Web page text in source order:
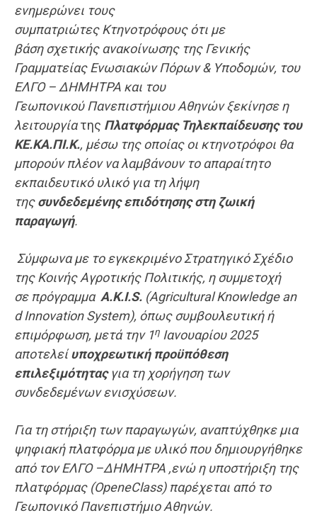
ενημερώνει τους
συμπατριώτεςKτηνοτρόφους ότι με
βάσησχετικήςανακοίνωσης τηςΓενικής
Γραμματείας Ενωσιακών Πόρων & Υποδομών, του
ΕΛΓΟ –ΔΗΜΗΤΡΑ και του
ΓεωπονικούΠανεπιστήμιουΑθηνών ξεκίνησε η
λειτουργίατης Πλατφόρμας Τηλεκπαίδευσης του
ΚΕ.ΚΑ.ΠΙ.Κ., μέσω της οποίας οι κτηνοτρόφοι θα
μπορούν πλέον να λαμβάνουν το απαραίτητο
εκπαιδευτικό υλικό για τη λήψη
της συνδεδεμένηςεπιδότησηςστη ζωική
παραγωγή.
Σύμφωνα με το εγκεκριμένο Στρατηγικό Σχέδιο
της Κοινής Αγροτικής Πολιτικής, η συμμετοχή
σε πρόγραμμα A.K.I.S. (Agricultural Knowledge an
d Innovation System), όπως συμβουλευτική ή
επιμόρφωση, μετά την 1η Ιανουαρίου 2025
αποτελείυποχρεωτική προϋπόθεση
επιλεξιμότηταςγια τη χορήγηση των
συνδεδεμένων ενισχύσεων.
Για τη στήριξη των παραγωγών, αναπτύχθηκε μια
ψηφιακή πλατφόρμα με υλικό που δημιουργήθηκε
από τον ΕΛΓΟ –ΔΗΜΗΤΡΑ ,ενώ η υποστήριξη της
πλατφόρμας (OpeneClass) παρέχεται από το
Γεωπονικό Πανεπιστήμιο Αθηνών.